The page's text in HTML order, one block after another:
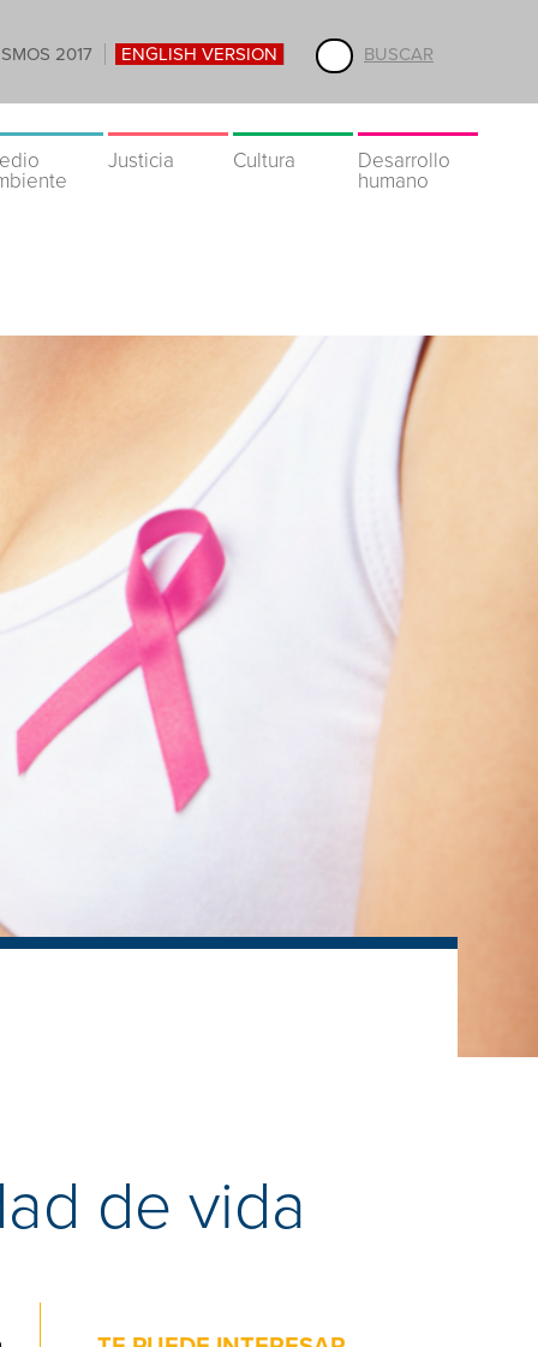
BUSCAR
2017 ENGLISH VERSION
Justicia Cultura
Desarrollo
humano
de vida